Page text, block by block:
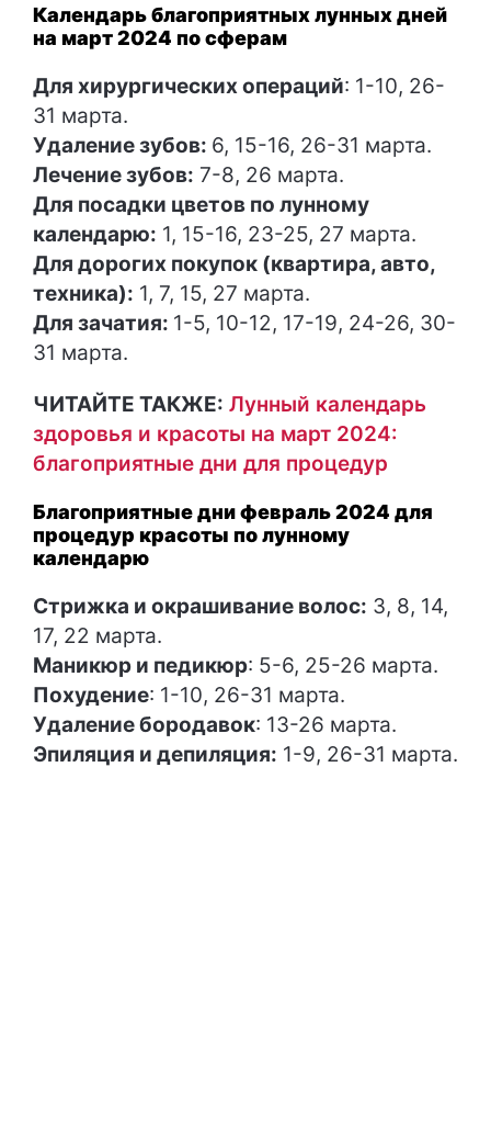
Календарь благоприятных лунных дней
на март 2024 по сферам
Для хирургических операций: 1-10, 26-
31 марта.
Удаление зубов: 6, 15-16, 26-31 марта.
Лечение зубов: 7-8, 26 марта.
Для посадки цветов по лунному
календарю: 1, 15-16, 23-25, 27 марта.
Для дорогих покупок (квартира, авто,
техника): 1, 7, 15, 27 марта.
Для зачатия: 1-5, 10-12, 17-19, 24-26, 30-
31 марта.
ЧИТАЙТЕ ТАКЖЕ: Лунный календарь
здоровья и красоты на март 2024:
благоприятные дни для процедур
Благоприятные дни февраль 2024 для
процедур красоты по лунному
календарю
Стрижка и окрашивание волос: 3, 8, 14,
17, 22 марта.
Маникюр и педикюр: 5-6, 25-26 марта.
Похудение: 1-10, 26-31 марта.
Удаление бородавок: 13-26 марта.
Эпиляция и депиляция: 1-9, 26-31 марта.